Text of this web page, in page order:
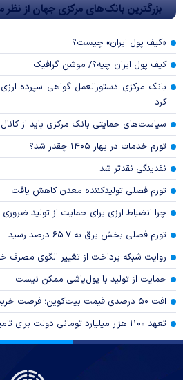
بزرگترین بانک‌های مرکزی جهان از نظر
«کیف پول ایران» چیست؟
کیف پول ایران چیه؟/ موشن گرافیک
بانک مرکزی دستورالعمل گواهی سپرده ارزی
کرد
سیاست‌های حمایتی بانک مرکزی باید از کانال
تورم خدمات در بهار ۱۴۰۵ چقدر شد؟
نقدینگی نقدتر شد
تورم فصلی تولیدکننده معدن کاهش یافت
چرا انضباط ارزی برای حمایت از تولید
تورم فصلی بخش برق به ۶۵.۷ درصد رسید
روایت شبکه پرداخت از تغییر الگوی مصرف
حمایت از تولید با پول‌پاشی ممکن نیست
افت ۵۰ درصدی قیمت بیت‌کوین؛ فرصت خرید یا آغاز دوره نزولی؟
تعهد ۱۱۰۰ هزار میلیارد تومانی دولت برای تامین کالابرگ